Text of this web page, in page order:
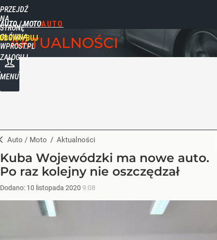
PRZEJDŹ
NA
STRONĘ
GŁÓWNĄ
WPROST.PL
AUTO / MOTO
ZALOGUJ
MENU
AKTUALNOŚCI
Auto / Moto / Aktualności
Kuba Wojewódzki ma nowe auto.
Po raz kolejny nie oszczędzał
Dodano: 10 listopada 2020 9:08